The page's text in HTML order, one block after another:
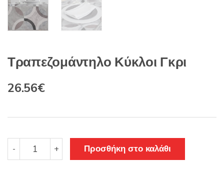
Τραπεζομάντηλο Κύκλοι Γκρι
Original
31.20€.
26.56€Η
είναι:
26.56€.
-
Τραπεζομάντηλο
Κύκλοι
+ Προσθήκη στο καλάθι